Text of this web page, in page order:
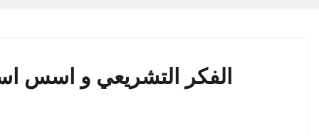
الفكر التشريعي و اسس